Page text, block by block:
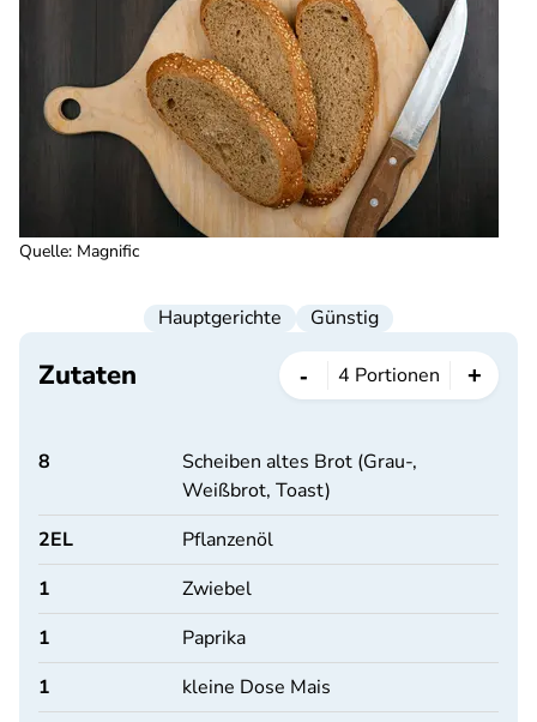
Quelle: Magnific
Hauptgerichte Günstig
Zutaten - 4 Portionen +
8
Scheiben altes Brot (Grau-,
Weißbrot, Toast)
2EL
Pflanzenöl
1
Zwiebel
1
Paprika
1
kleine Dose Mais